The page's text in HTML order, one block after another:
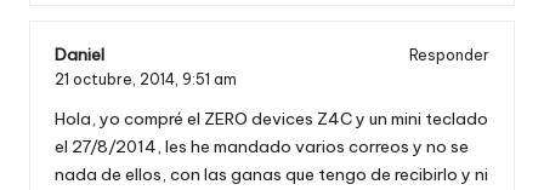
Daniel
Responder
21 octubre, 2014, 9:51 am
Hola, yo compré el ZERO devices Z4C y un mini teclado
el 27/8/2014, les he mandado varios correos y no se
nada de ellos, con las ganas que tengo de recibirlo y ni